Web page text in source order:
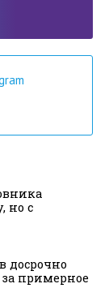
но с
досрочно
примерное